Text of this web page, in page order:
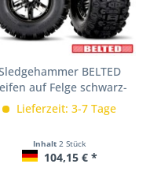
BELTED
auf Felge schwarz-
chrom
Lieferzeit: 3-7 Tage
Inhalt 2 Stück
104,15 € *